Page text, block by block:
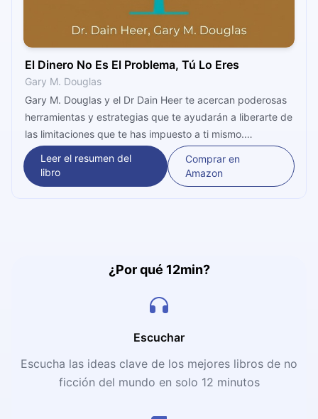
El Dinero No Es El Problema, Tú Lo Eres
Gary M. Douglas
Gary M. Douglas y el Dr Dain Heer te acercan poderosas
herramientas y estrategias que te ayudarán a liberarte de
las limitaciones que te has impuesto a ti mismo.
Descubrirás cómo superar tus miedos, cambiar tu
mentalidad y desbloquear un flujo constante de riqueza
en todas las áreas de tu vida.
Leer el resumen del
libro
Comprar en
Amazon
¿Por qué 12min?
Escuchar
Escucha las ideas clave de los mejores libros de no
ficción del mundo en solo 12 minutos